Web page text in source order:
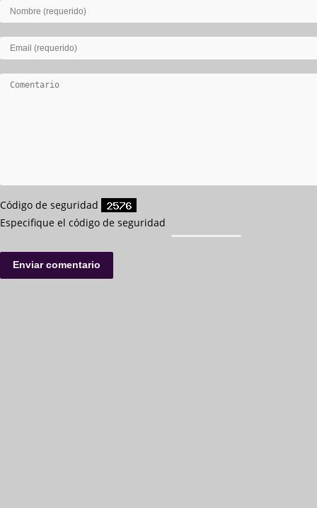
Código de seguridad
Especifique el código de seguridad